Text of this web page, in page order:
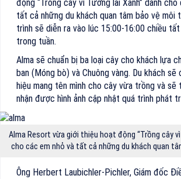
động “Trồng cây vì Tương lai Xanh” dành
tất cả những du khách quan tâm bảo vệ môi
trình sẽ diễn ra vào lúc 15:00-16:00 chiều
trong tuần.
Alma sẽ chuẩn bị ba loại cây cho khách lựa
ban (Móng bò) và Chuông vàng. Du khách
hiệu mang tên mình cho cây vừa trồng và sẽ
nhận được hình ảnh cập nhật quá trình phát
Alma Resort vừa giới thiệu hoạt động “Trồng cây vì
cho các em nhỏ và tất cả những du khách quan
Ông Herbert Laubichler-Pichler, Giám đốc